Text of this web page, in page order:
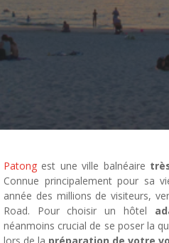
Patong est une ville balnéaire
Connue principalement pour sa
année des millions de visiteurs,
Road. Pour choisir un hôtel
néanmoins crucial de se poser la